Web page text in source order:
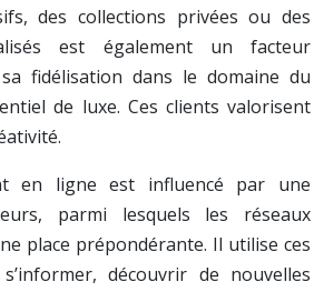
des collections privées ou des
est également un facteur
fidélisation dans le domaine du
de luxe. Ces clients valorisent
en ligne est influencé par une
parmi lesquels les réseaux
place prépondérante. Il utilise ces
découvrir de nouvelles